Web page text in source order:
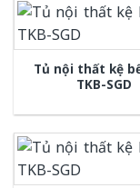
Tủ nội thất kệ
TKB-SGD